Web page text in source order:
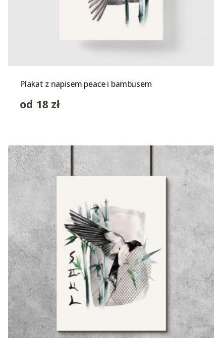
Plakat z napisem peace i bambusem
od 18 zł